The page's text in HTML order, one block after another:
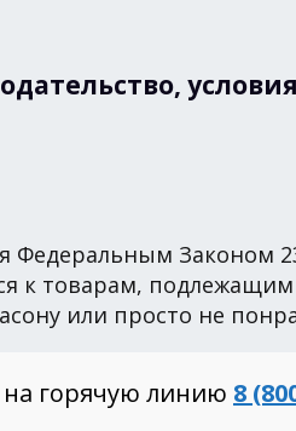
Федеральным Законом
к товарам,
или просто не
горячую линию 8